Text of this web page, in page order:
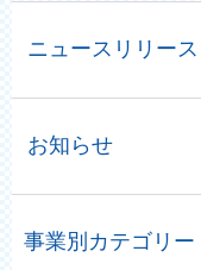
ニュースリリース
お知らせ
事業別カテゴリー